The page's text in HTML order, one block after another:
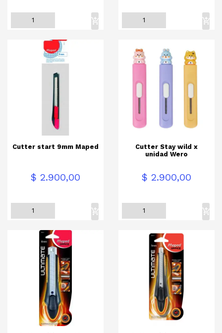
Cutter start 9mm Maped
Precio$ 2.900,00
Cutter Stay wild x
unidad Wero
Precio$ 2.900,00